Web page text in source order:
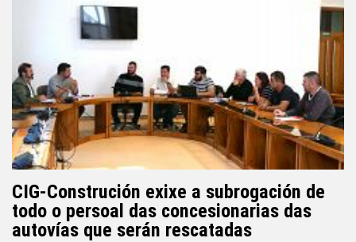
CIG-Construción exixe a subrogación de
todo o persoal das concesionarias das
autovías que serán rescatadas